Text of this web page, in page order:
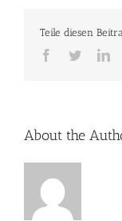
Teile diesen
Facebook
Twitter
About the